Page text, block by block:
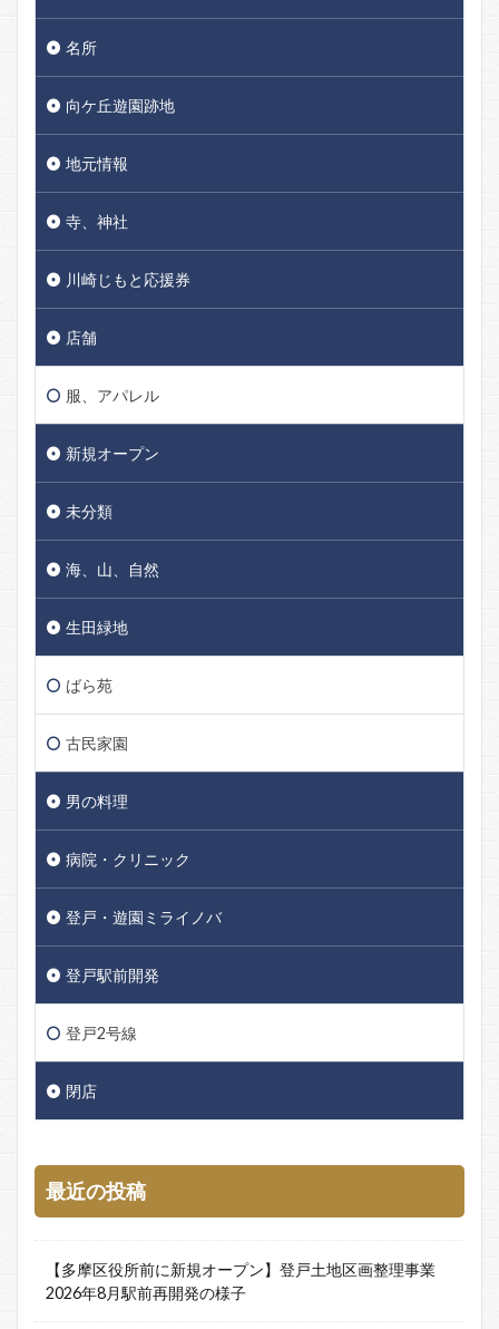
名所
向ケ丘遊園跡地
地元情報
寺、神社
川崎じもと応援券
店舗
服、アパレル
新規オープン
未分類
海、山、自然
生田緑地
ばら苑
古民家園
男の料理
病院・クリニック
登戸・遊園ミライノバ
登戸駅前開発
登戸2号線
閉店
最近の投稿
【多摩区役所前に新規オープン】登戸土地区画整理事業
2026年8月駅前再開発の様子